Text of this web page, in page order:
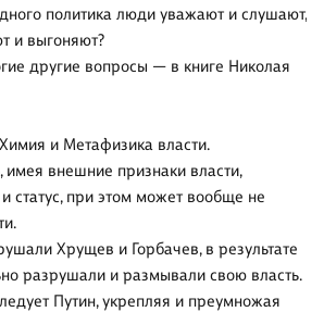
политика люди уважают и слушают,
и выгоняют?
другие вопросы — в книге Николая
и Метафизика власти.
имея внешние признаки власти,
статус, при этом может вообще не
Хрущев и Горбачев, в результате
разрушали и размывали свою власть.
Путин, укрепляя и преумножая